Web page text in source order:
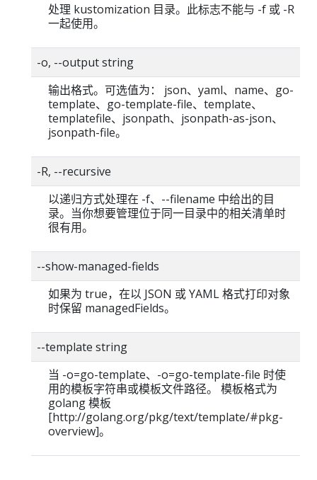
处理 kustomization 目录。此标志不能与 -f 或 -R
一起使用。
-o, --output string
输出格式。可选值为： json、yaml、name、go-
template、go-template-file、template、
templatefile、jsonpath、jsonpath-as-json、
jsonpath-file。
-R, --recursive
以递归方式处理在 -f、--filename 中给出的目
录。当你想要管理位于同一目录中的相关清单时
很有用。
--show-managed-fields
如果为 true，在以 JSON 或 YAML 格式打印对象
时保留 managedFields。
--template string
当 -o=go-template、-o=go-template-file 时使
用的模板字符串或模板文件路径。 模板格式为
golang 模板
[http://golang.org/pkg/text/template/#pkg-
overview]。